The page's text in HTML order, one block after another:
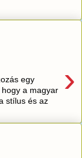
›
egy
a magyar
stílus és az